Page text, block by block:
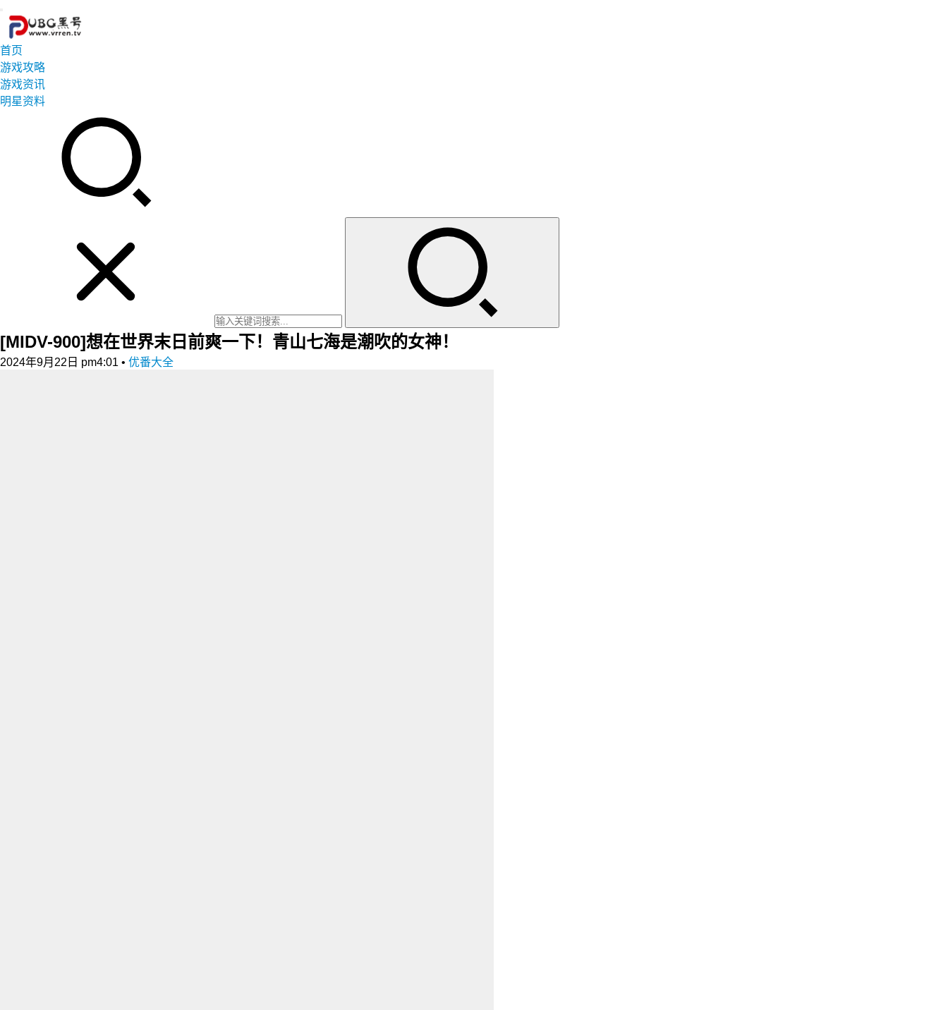
首页
游戏攻略
游戏资讯
明星资料
[MIDV-900]想在世界末日前爽一下！青山七海是潮吹的女神！
2024年9月22日 pm4:01 • 优番大全